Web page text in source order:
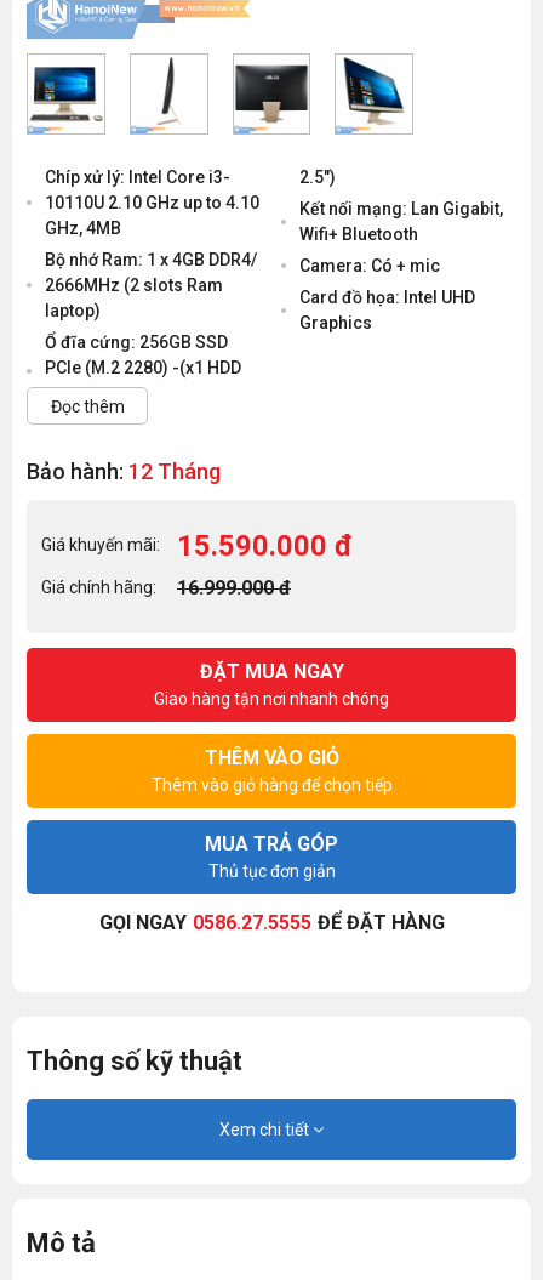
Chíp xử lý: Intel Core i3-
10110U 2.10 GHz up to 4.10
GHz, 4MB
Bộ nhớ Ram: 1 x 4GB DDR4/
2666MHz (2 slots Ram
laptop)
Ổ đĩa cứng: 256GB SSD
PCIe (M.2 2280) -(x1 HDD
2.5")
Kết nối mạng: Lan Gigabit,
Wifi+ Bluetooth
Camera: Có + mic
Card đồ họa: Intel UHD
Graphics
Đọc thêm
Bảo hành: 12 Tháng
Giá khuyến mãi: 15.590.000 đ
Giá chính hãng: 16.999.000 đ
ĐẶT MUA NGAY
Giao hàng tận nơi nhanh chóng
THÊM VÀO GIỎ
Thêm vào giỏ hàng để chọn tiếp
MUA TRẢ GÓP
Thủ tục đơn giản
GỌI NGAY 0586.27.5555 ĐỂ ĐẶT HÀNG
Mô tả
Thông số kỹ thuật
Xem chi tiết